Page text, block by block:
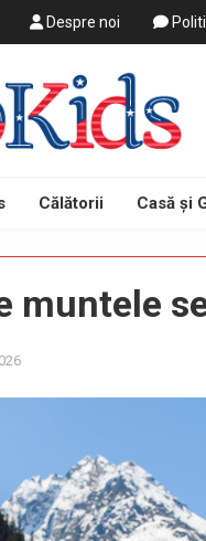
Despre noi
Călătorii Casă și
muntele